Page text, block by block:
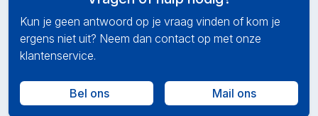
Kun je geen antwoord op je vraag vinden of kom je
ergens niet uit? Neem dan contact op met onze
klantenservice.
Bel ons Mail ons